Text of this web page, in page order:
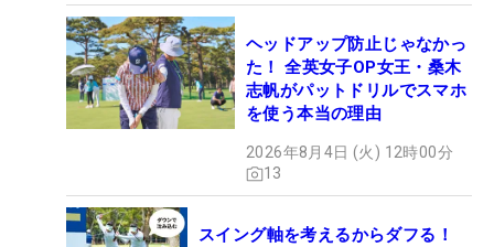
ヘッドアップ防止じゃなかっ
た！ 全英女子OP女王・桑木
志帆がパットドリルでスマホ
を使う本当の理由
2026年8月4日 (火) 12時00分
13
スイング軸を考えるからダフる！